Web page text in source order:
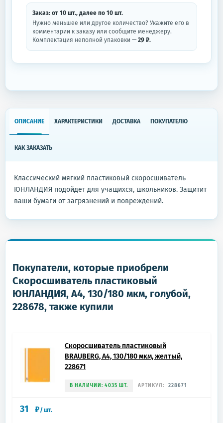
Заказ: от 10 шт., далее по 10 шт.
Нужно меньшее или другое количество? Укажите его в
комментарии к заказу или сообщите менеджеру.
Комплектация неполной упаковки — 29 ₽.
ОПИСАНИЕ ХАРАКТЕРИСТИКИ ДОСТАВКА ПОКУПАТЕЛЮ
КАК ЗАКАЗАТЬ
Классический мягкий пластиковый скоросшиватель
ЮНЛАНДИЯ подойдет для учащихся, школьников. Защитит
ваши бумаги от загрязнений и повреждений.
Покупатели, которые приобрели
Скоросшиватель пластиковый
ЮНЛАНДИЯ, А4, 130/180 мкм, голубой,
228678, также купили
Скоросшиватель пластиковый
BRAUBERG, А4, 130/180 мкм, желтый,
228671
В НАЛИЧИИ: 4035 ШТ. АРТИКУЛ: 228671
31 ₽/шт.